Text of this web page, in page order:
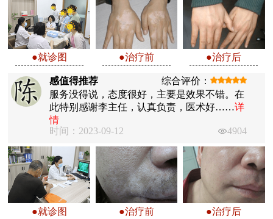
●就诊图 ●治疗前 ●治疗后
感值得推荐
综合评价：
服务没得说，态度很好，主要是效果不错。在
此特别感谢李主任，认真负责，医术好……详
情
时间：2023-09-12
4904
●就诊图 ●治疗前 ●治疗后